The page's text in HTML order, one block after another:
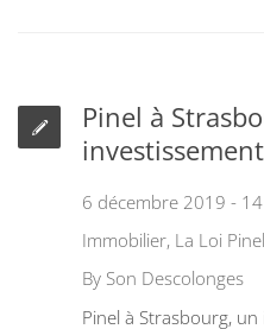
Pinel à
6 décembre 2019 -
Immobilier, La Loi
By Son Descolonges
Pinel à Strasbourg,